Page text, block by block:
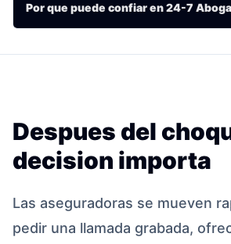
Por que puede confiar en 24-7
Despues del
decision importa
Las aseguradoras se mueven
pedir una llamada grabada,